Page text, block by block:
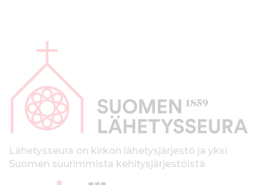
p
kLähetysseura on kirkon lähetysjärjestö ja yksi
Suomen suurimmista kehitysjärjestöistä.